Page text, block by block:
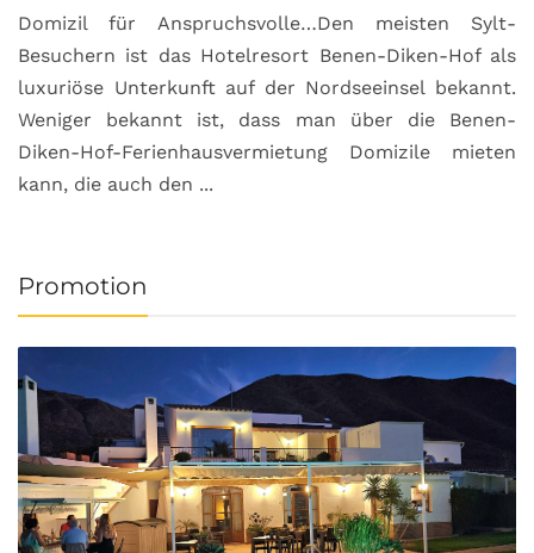
Domizil für Anspruchsvolle…Den meisten Sylt-
Besuchern ist das Hotelresort Benen-Diken-Hof als
luxuriöse Unterkunft auf der Nordseeinsel bekannt.
Weniger bekannt ist, dass man über die Benen-
Diken-Hof-Ferienhausvermietung Domizile mieten
kann, die auch den ...
Promotion